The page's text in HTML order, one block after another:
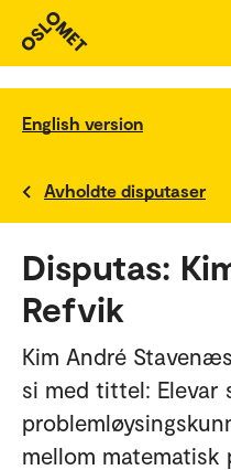
English version
Avholdte disputaser
Disputas:
Refvik
Kim André
si med tittel: Elevar
mellom matematisk